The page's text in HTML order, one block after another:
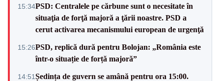
15:34PSD: Centralele pe cărbune sunt o necesitate în
situaţia de forţă majoră a ţării noastre. PSD a
cerut activarea mecanismului european de urgenţă
15:26PSD, replică dură pentru Bolojan: „România este
într-o situație de forță majoră”
14:51Ședința de guvern se amână pentru ora 15:00.